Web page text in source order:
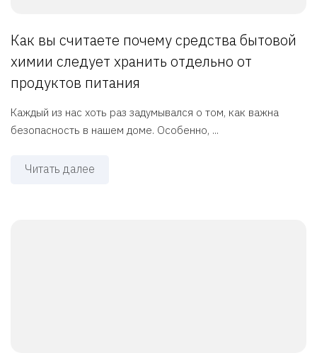
Как вы считаете почему средства бытовой
химии следует хранить отдельно от
продуктов питания
Каждый из нас хоть раз задумывался о том, как важна
безопасность в нашем доме. Особенно, ...
Читать далее